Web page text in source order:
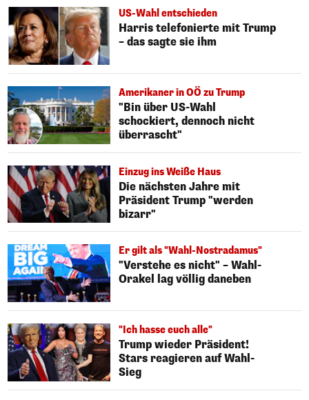
US-Wahl entschieden
Harris telefonierte mit Trump
– das sagte sie ihm
Amerikaner in OÖ zu Trump
"Bin über US-Wahl
schockiert, dennoch nicht
überrascht"
Einzug ins Weiße Haus
Die nächsten Jahre mit
Präsident Trump "werden
bizarr"
Er gilt als "Wahl-Nostradamus"
"Verstehe es nicht" – Wahl-
Orakel lag völlig daneben
"Ich hasse euch alle"
Trump wieder Präsident!
Stars reagieren auf Wahl-
Sieg